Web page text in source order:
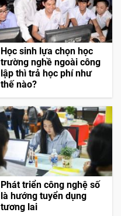
Học sinh lựa chọn học
trường nghề ngoài công
lập thì trả học phí như
thế nào?
Phát triển công nghệ số
là hướng tuyển dụng
tương lai